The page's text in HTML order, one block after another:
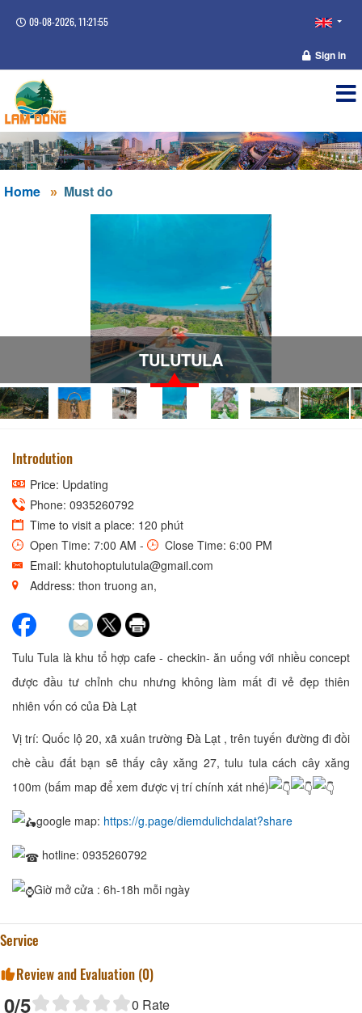
09-08-2026, 11:21:56
Sign in
Home Must do
Introdution
Price: Updating
Phone: 0935260792
Time to visit a place: 120 phút
Open Time: 7:00 AM -
Close Time: 6:00 PM
Email: khutohoptulutula@gmail.com
Address: thon truong an,
Tulu Tula là khu tổ hợp cafe - checkin- ăn uống với nhiều concept
được đầu tư chỉnh chu nhưng không làm mất đi vẻ đẹp thiên
nhiên vốn có của Đà Lạt
Vị trí: Quốc lộ 20, xã xuân trường Đà Lạt , trên tuyến đường đi đồi
chè cầu đất bạn sẽ thấy cây xăng 27, tulu tula cách cây xăng
100m (bấm map để xem được vị trí chính xát nhé)
google map: https://g.page/diemdulichdalat?share
hotline: 0935260792
Giờ mở cửa : 6h-18h mỗi ngày
Service
Review and Evaluation (0)
0/5 0 Rate